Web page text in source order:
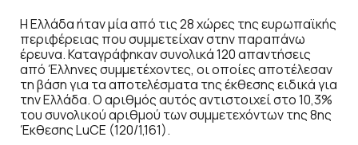
Η Ελλάδα ήταν μία από τις 28 χώρες της ευρωπαϊκής
περιφέρειας που συμμετείχαν στην παραπάνω
έρευνα. Καταγράφηκαν συνολικά 120 απαντήσεις
από Έλληνες συμμετέχοντες, οι οποίες αποτέλεσαν
τη βάση για τα αποτελέσματα της έκθεσης ειδικά για
την Ελλάδα. Ο αριθμός αυτός αντιστοιχεί στο 10,3%
του συνολικού αριθμού των συμμετεχόντων της 8ης
Έκθεσης LuCE (120/1,161).